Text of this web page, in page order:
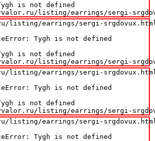
is not defined
listing/earrings/sergi-
listing/earrings/sergi-
Tygh is not defined
is not defined
listing/earrings/sergi-
listing/earrings/sergi-
Tygh is not defined
is not defined
listing/earrings/sergi-
listing/earrings/sergi-
Tygh is not defined